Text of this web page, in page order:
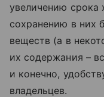
увеличению срока
сохранению в них
веществ (а в
их содержания –
и конечно,
владельцев.